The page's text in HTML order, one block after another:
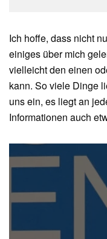
Ich hoffe, dass nicht
einiges über mich
vielleicht den einen
kann. So viele Dinge
uns ein, es liegt an
Informationen auch